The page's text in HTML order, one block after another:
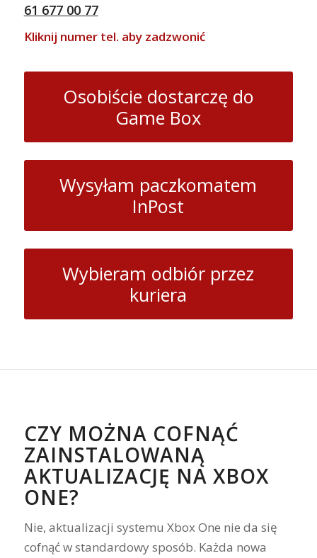
61 677 00 77
Kliknij numer tel. aby zadzwonić
Osobiście dostarczę do
Game Box
Wysyłam paczkomatem
InPost
Wybieram odbiór przez
kuriera
CZY MOŻNA COFNĄĆ
ZAINSTALOWANĄ
AKTUALIZACJĘ NA XBOX
ONE?
Nie, aktualizacji systemu Xbox One nie da się
cofnąć w standardowy sposób. Każda nowa